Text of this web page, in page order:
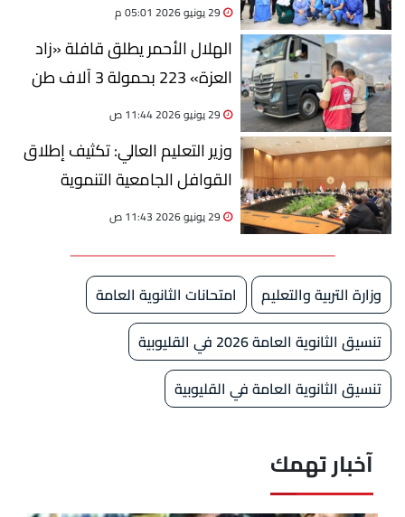
29 يونيو 2026 05:01 م
الهلال الأحمر يطلق قافلة «زاد
العزة» 223 بحمولة 3 آلاف طن
من المساعدات الإنسانية
29 يونيو 2026 11:44 ص
وزير التعليم العالي: تكثيف إطلاق
القوافل الجامعية التنموية
الشاملة على مستوى الجمهورية
29 يونيو 2026 11:43 ص
وزارة التربية والتعليم
امتحانات الثانوية العامة
تنسيق الثانوية العامة 2026 في القليوبية
تنسيق الثانوية العامة في القليوبية
آخبار تهمك